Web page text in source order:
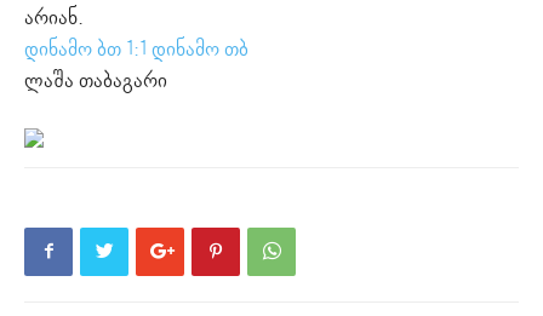
არიან.
დინამო ბთ 1:1 დინამო თბ
ლაშა თაბაგარი